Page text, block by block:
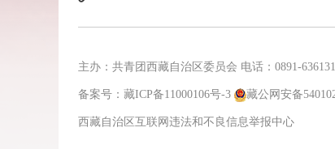
主办：共青团西藏自治区委员会 电话：0891-
备案号： 藏ICP备11000106号-3 藏公网安备
西藏自治区互联网违法和不良信息举报中心